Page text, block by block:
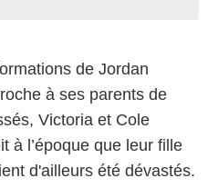
de Jordan
à ses parents de
Victoria et Cole
à l’époque que leur fille
d'ailleurs été dévastés.